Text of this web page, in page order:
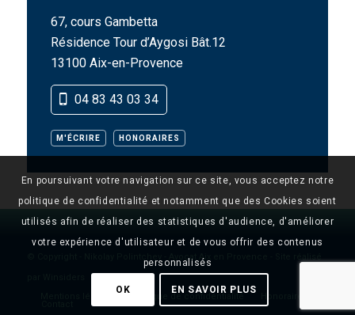
67, cours Gambetta
Résidence Tour d’Aygosi Bât.12
13100 Aix-en-Provence
04 83 43 03 34
M'ÉCRIRE HONORAIRES
Nikolay Polintchev - Avocat Aix en Provence
- Site réalisé
Politique de confidentialité
En poursuivant votre navigation sur ce site, vous acceptez notre
politique de confidentialité et notamment que des Cookies soient
utilisés afin de réaliser des statistiques d'audience, d'améliorer
votre expérience d'utilisateur et de vous offrir des contenus
personnalisés
OK EN SAVOIR PLUS